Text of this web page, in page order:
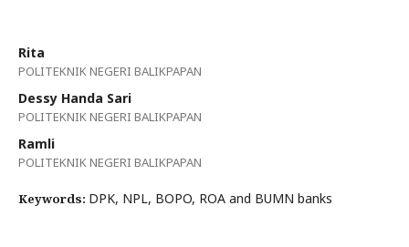
Rita
POLITEKNIK NEGERI BALIKPAPAN
Dessy Handa Sari
POLITEKNIK NEGERI BALIKPAPAN
Ramli
POLITEKNIK NEGERI BALIKPAPAN
Keywords: DPK, NPL, BOPO, ROA and BUMN banks